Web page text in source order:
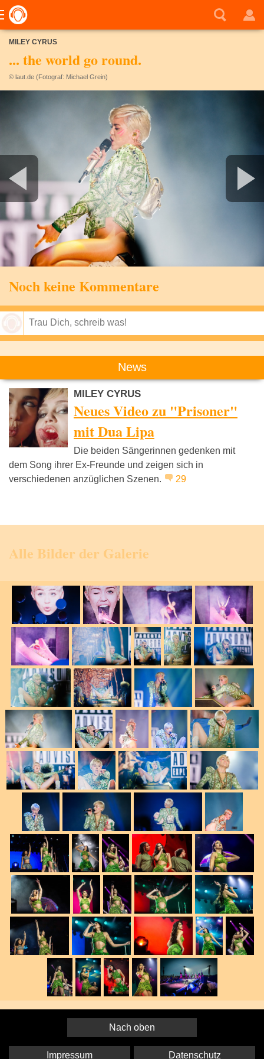
MILEY CYRUS
... the world go round.
© laut.de (Fotograf: Michael Grein)
Noch keine Kommentare
News
MILEY CYRUS
Neues Video zu "Prisoner"
mit Dua Lipa
Die beiden Sängerinnen gedenken mit
dem Song ihrer Ex-Freunde und zeigen sich in
verschiedenen anzüglichen Szenen.
29
Alle Bilder der Galerie
Nach oben
Impressum Datenschutz